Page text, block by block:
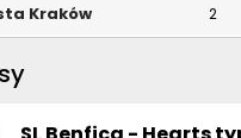
Kraków 2